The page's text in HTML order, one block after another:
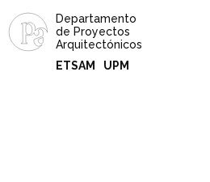
Departamento
de Proyectos
Arquitectónicos
ETSAM
UPM